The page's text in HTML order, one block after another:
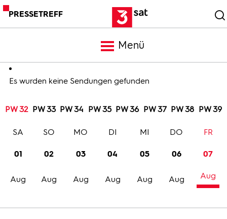
PRESSETREFF
Menü
Meldungen
Programm
Trailer
Bilder
Es wurden keine Sendungen gefunden
PW 32 PW 33 PW 34 PW 35 PW 36 PW 37 PW 38 PW 39
01
Aug
SA
02
Aug
SO
03
Aug
MO
04
Aug
DI
05
Aug
MI
06
Aug
DO
07
Aug
FR